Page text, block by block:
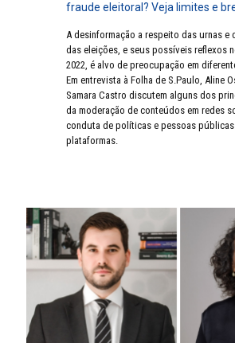
fraude eleitoral? Veja limites e
A desinformação a respeito das urnas e
das eleições, e seus possíveis reflexos
2022, é alvo de preocupação em
Em entrevista à Folha de S.Paulo, Aline
Samara Castro discutem alguns dos
da moderação de conteúdos em redes
conduta de políticas e pessoas
plataformas.